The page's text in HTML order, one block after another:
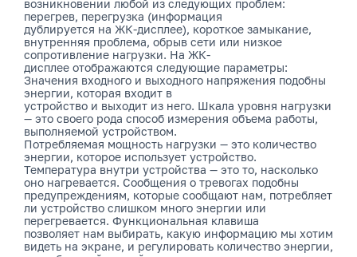
возникновении любой из следующих проблем:
перегрев, перегрузка (информация
дублируется на ЖК-дисплее), короткое замыкание,
внутренняя проблема, обрыв сети или низкое
сопротивление нагрузки. На ЖК-
дисплее отображаются следующие параметры:
Значения входного и выходного напряжения подобны
энергии, которая входит в
устройство и выходит из него. Шкала уровня нагрузки
— это своего рода способ измерения объема работы,
выполняемой устройством.
Потребляемая мощность нагрузки — это количество
энергии, которое использует устройство.
Температура внутри устройства — это то, насколько
оно нагревается. Сообщения о тревогах подобны
предупреждениям, которые сообщают нам, потребляет
ли устройство слишком много энергии или
перегревается. Функциональная клавиша
позволяет нам выбирать, какую информацию мы хотим
видеть на экране, и регулировать количество энергии,